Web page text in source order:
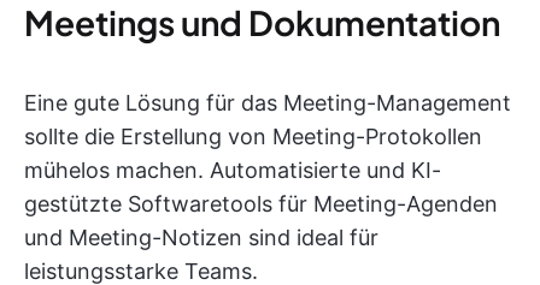
Meetings und Dokumentation
Eine gute Lösung für das Meeting-Management
sollte die Erstellung von Meeting-Protokollen
mühelos machen. Automatisierte und KI-
gestützte Softwaretools für Meeting-Agenden
und Meeting-Notizen sind ideal für
leistungsstarke Teams.